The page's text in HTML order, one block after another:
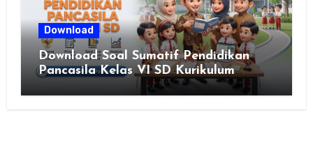
Download
Download Soal Sumatif Pendidikan
Pancasila Kelas VI SD Kurikulum
Merdeka, Solusi Praktis Guru